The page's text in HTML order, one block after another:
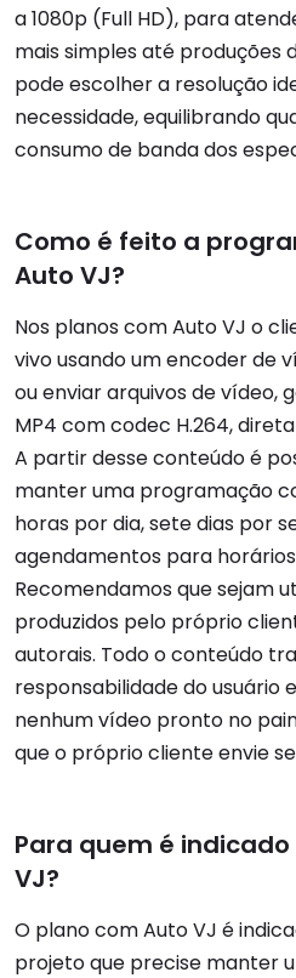
a 1080p (Full HD), para
mais simples até produções
pode escolher a resolução
necessidade, equilibrando
consumo de banda dos
Como é feito a
Auto VJ?
Nos planos com Auto VJ o
vivo usando um encoder de
ou enviar arquivos de
MP4 com codec H.264,
A partir desse conteúdo é
manter uma programação
horas por dia, sete dias por
agendamentos para
Recomendamos que sejam
produzidos pelo próprio
autorais. Todo o conteúdo
responsabilidade do usuário
nenhum vídeo pronto no
que o próprio cliente envie
Para quem é
VJ?
O plano com Auto VJ é
projeto que precise manter